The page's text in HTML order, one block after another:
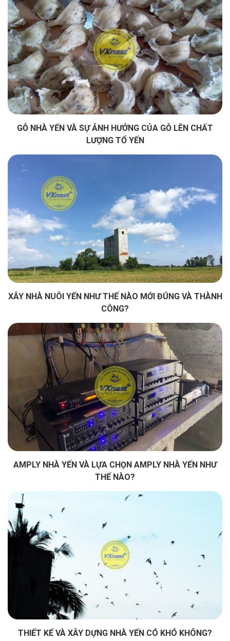
GỖ NHÀ YẾN VÀ SỰ ẢNH HƯỞNG CỦA GỖ LÊN CHẤT
LƯỢNG TỔ YẾN
XÂY NHÀ NUÔI YẾN NHƯ THẾ NÀO MỚI ĐÚNG VÀ THÀNH
CÔNG?
AMPLY NHÀ YẾN VÀ LỰA CHỌN AMPLY NHÀ YẾN NHƯ
THẾ NÀO?
THIẾT KẾ VÀ XÂY DỰNG NHÀ YẾN CÓ KHÓ KHÔNG?